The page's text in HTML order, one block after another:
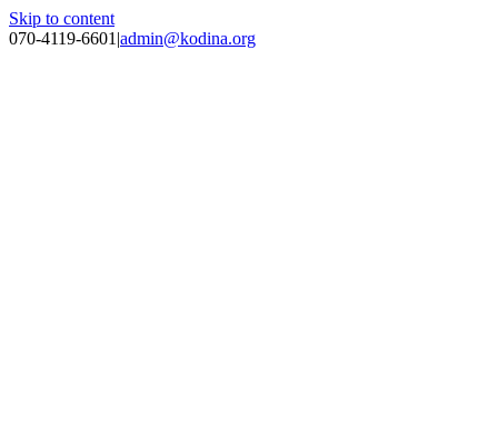
Skip to content
070-4119-6601 |admin@kodina.org